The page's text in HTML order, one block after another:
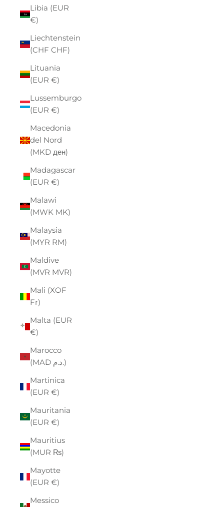
Libia (EUR
€)
Liechtenstein
(CHF CHF)
Lituania
(EUR €)
Lussemburgo
(EUR €)
Macedonia
del Nord
(MKD ден)
Madagascar
(EUR €)
Malawi
(MWK MK)
Malaysia
(MYR RM)
Maldive
(MVR MVR)
Mali (XOF
Fr)
Malta (EUR
€)
Marocco
(MAD د.م.)
Martinica
(EUR €)
Mauritania
(EUR €)
Mauritius
(MUR ₨)
Mayotte
(EUR €)
Messico